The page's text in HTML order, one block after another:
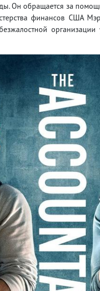
Он обращается за
финансов США